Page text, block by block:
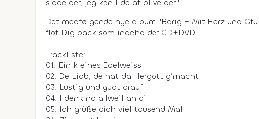
sidde der, jeg kan lide at blive der."
Det medfølgende nye album "Bärig – Mit Herz und
flot Digipack som indeholder CD+DVD.
Trackliste:
01: Ein kleines Edelweiss
02: De Liab, de hat da Hergott g’macht
03: Lustig und guat drauf
04: I denk no allweil an di
05: Ich grüße dich viel tausend Mal